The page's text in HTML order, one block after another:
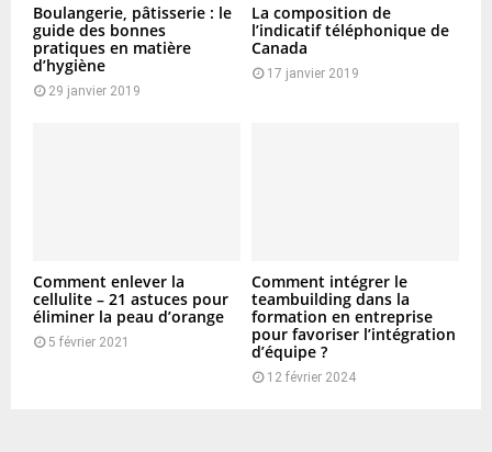
Boulangerie, pâtisserie : le
guide des bonnes
pratiques en matière
d’hygiène
29 janvier 2019
La composition de
l’indicatif téléphonique de
Canada
17 janvier 2019
Comment enlever la
cellulite – 21 astuces pour
éliminer la peau d’orange
5 février 2021
Comment intégrer le
teambuilding dans la
formation en entreprise
pour favoriser l’intégration
d’équipe ?
12 février 2024